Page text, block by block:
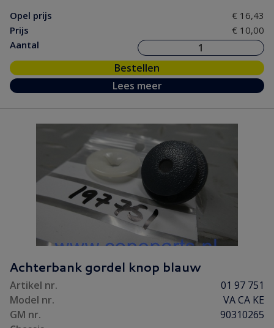
Opel prijs
€ 16,43
Prijs
€ 10,00
Aantal
Bestellen
Lees meer
Achterbank gordel knop blauw
Artikel nr.
01 97 751
Model nr.
VA CA KE
GM nr.
90310265